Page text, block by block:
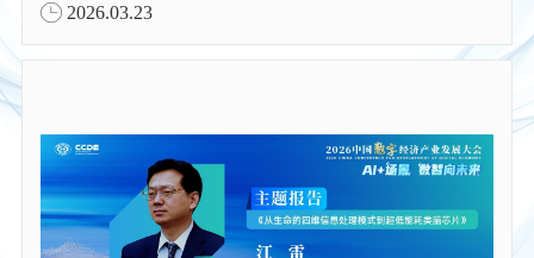
2026.03.23